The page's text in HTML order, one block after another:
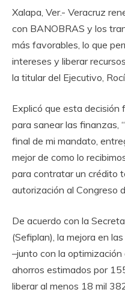
Xalapa, Ver.- Veracruz
con BANOBRAS y los
más favorables, lo que
intereses y liberar
la titular del Ejecutivo,
Explicó que esta
para sanear las finanzas,
final de mi mandato,
mejor de como lo
para contratar un crédito
autorización al Congreso
De acuerdo con la
(Sefiplan), la mejora en
–junto con la
ahorros estimados por
liberar al menos 18 mil